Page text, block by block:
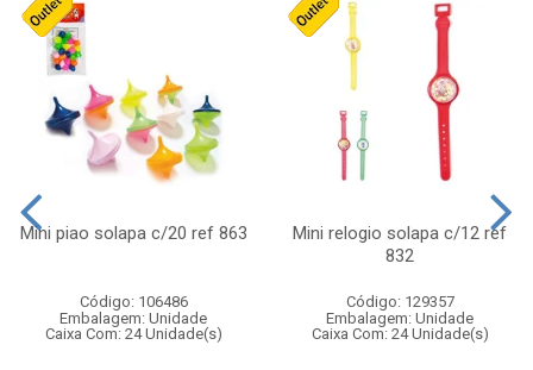
Mini piao solapa c/20 ref 863
Código: 106486
Embalagem: Unidade
Caixa Com: 24 Unidade(s)
Mini relogio solapa c/12 ref
832
Código: 129357
Embalagem: Unidade
Caixa Com: 24 Unidade(s)